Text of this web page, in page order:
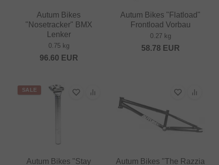
Autum Bikes
"Nosetracker" BMX
Lenker
0.75 kg
96.60 EUR
Autum Bikes "Flatload"
Frontload Vorbau
0.27 kg
58.78 EUR
SALE
Autum Bikes "Stay Autum Bikes "The Razzia